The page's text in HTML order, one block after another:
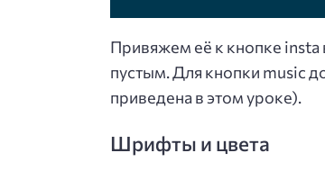
Привяжем её к кнопке insta
пустым. Для кнопки music
приведена в этом уроке).
Шрифты и цвета